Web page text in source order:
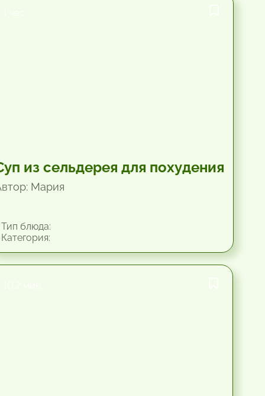
из сельдерея для похудения
Мария
блюда: